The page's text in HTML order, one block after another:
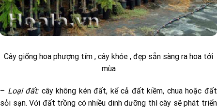
Cây giống hoa phượng tím , cây khỏe , đẹp sẵn sàng ra hoa tới
mùa
– Loại đất:cây không kén đất, kể cả đất kiềm, chua hoặc đất
sỏi sạn. Với đất trồng có nhiều dinh dưỡng thì cây sẽ phát triển